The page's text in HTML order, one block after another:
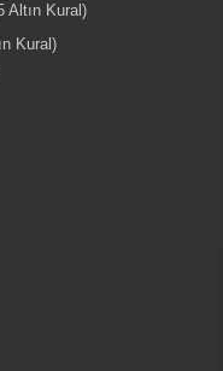
Altın Kural)
Kural)